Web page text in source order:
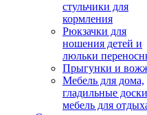
стульчики для
кормления
Рюкзачки для
ношения детей и
люльки
Прыгунки и
Мебель для дома,
гладильные
мебель для